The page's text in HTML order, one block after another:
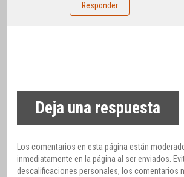
Responder
Deja una respuesta
Los comentarios en esta página están
inmediatamente en la página al ser enviados.
descalificaciones personales, los comentarios